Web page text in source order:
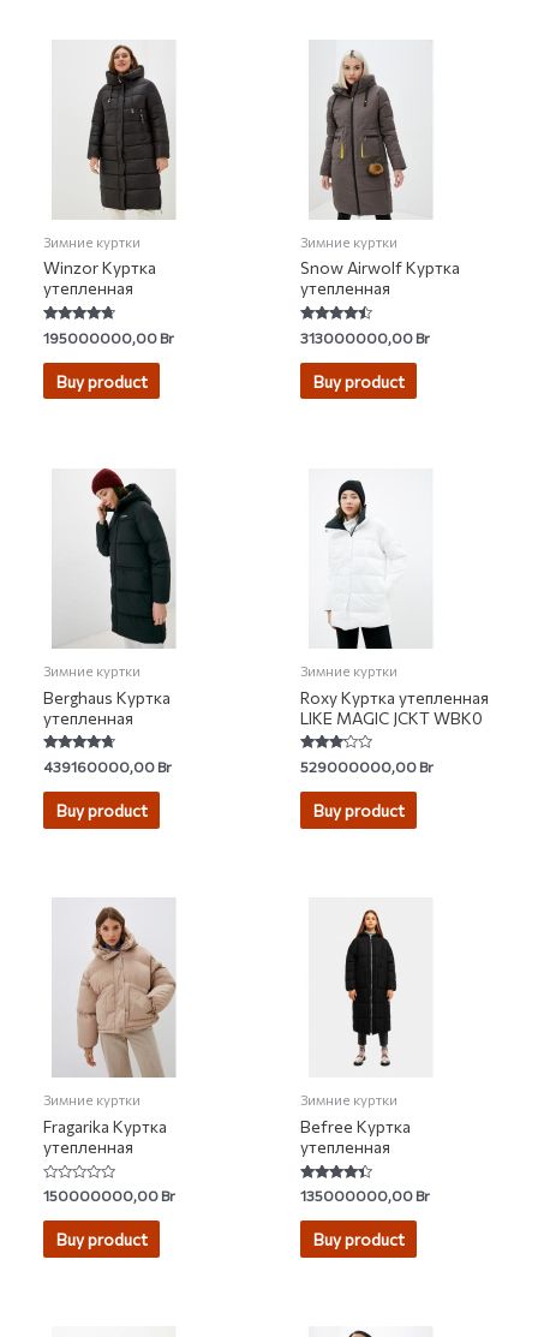
Зимние куртки
Winzor Куртка
утепленная
Rated
4.50
out of 5
195000000,00Br
Buy product
Зимние куртки
Snow Airwolf Куртка
утепленная
Rated
4.25
out of 5
313000000,00Br
Buy product
Зимние куртки
Berghaus Куртка
утепленная
Rated
4.50
out of 5
439160000,00Br
Buy product
Зимние куртки
Roxy Куртка утепленная
LIKE MAGIC JCKT WBK0
Rated
3.00
out of 5
529000000,00Br
Buy product
Зимние куртки
Fragarika Куртка
утепленная
Rated
0
out
150000000,00Br
Buy product
Зимние куртки
Befree Куртка
утепленная
Rated
4.14
out of 5
135000000,00Br
Buy product